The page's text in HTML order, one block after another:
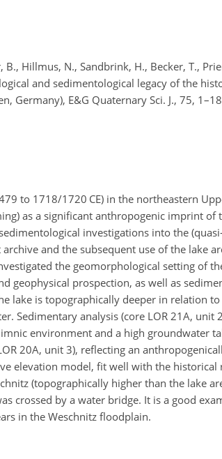
B., Hillmus, N., Sandbrink, H., Becker, T.,
and sedimentological legacy of the
Germany), E&G Quaternary Sci. J., 75,
to 1718/1720 CE) in the northeastern
as a significant anthropogenic imprint of
investigations into the
and the subsequent use of the lake
the geomorphological setting of
geophysical prospection, as well as
lake is topographically deeper in relation
Sedimentary analysis (core LOR 21A, unit
environment and a high groundwater
20A, unit 3), reflecting an
elevation model, fit well with the
(topographically higher than the lake
crossed by a water bridge. It is a good
in the Weschnitz floodplain.